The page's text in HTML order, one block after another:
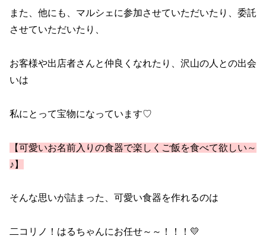
また、他にも、マルシェに参加させていただいたり、委託
させていただいたり、
お客様や出店者さんと仲良くなれたり、沢山の人との出会
いは
私にとって宝物になっています♡
【可愛いお名前入りの食器で楽しくご飯を食べて欲しい～
♪】
そんな思いが詰まった、可愛い食器を作れるのは
二コリノ！はるちゃんにお任せ～～！！！💛